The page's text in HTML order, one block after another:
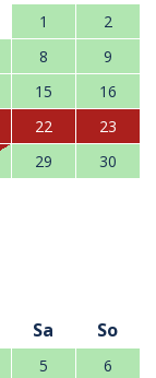
1
2
8
9
15
16
22
23
29
30
Sa So
5
6